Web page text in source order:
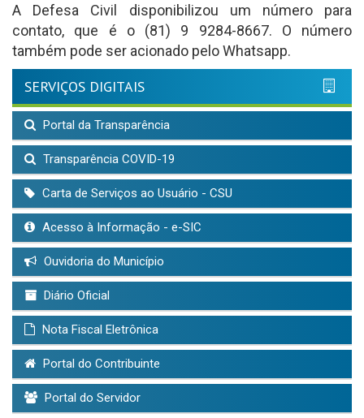
A Defesa Civil disponibilizou um número para
contato, que é o (81) 9 9284-8667. O número
também pode ser acionado pelo Whatsapp.
SERVIÇOS DIGITAIS
Portal da Transparência
Transparência COVID-19
Carta de Serviços ao Usuário - CSU
Acesso à Informação - e-SIC
Ouvidoria do Município
Diário Oficial
Nota Fiscal Eletrônica
Portal do Contribuinte
Portal do Servidor